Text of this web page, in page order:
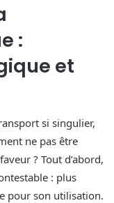
:
et
si singulier,
ne pas être
? Tout d’abord,
: plus
pour son utilisation.